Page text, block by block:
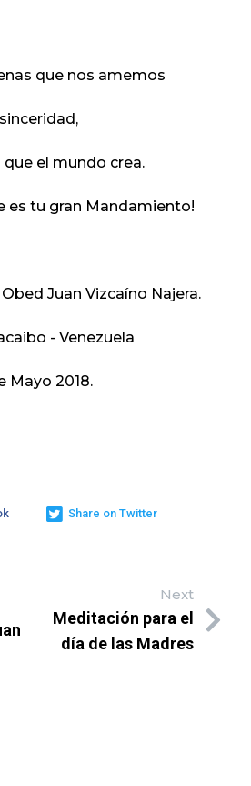
que nos amemos
que el mundo crea.
es tu gran Mandamiento!
Obed Juan Vizcaíno Najera.
- Venezuela
Mayo 2018.
Share on Twitter
Next
Meditación para el
día de las Madres